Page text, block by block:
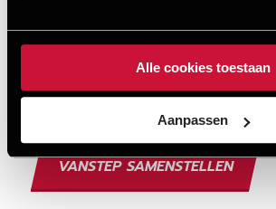
Alle cookies toestaan
Aanpassen
MET EXTRA GEMAK JE BUS IN,
VanStep maakt het mogelijk
VANSTEP SAMENSTELLEN